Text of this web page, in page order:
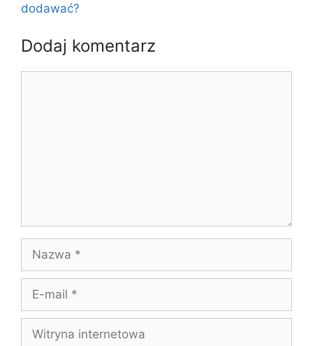
dodawać?
Dodaj komentarz
Nazwa
Witryna